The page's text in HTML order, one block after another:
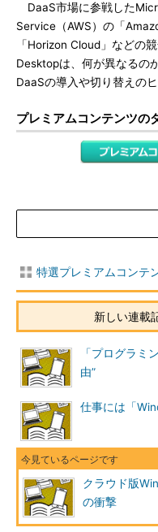
DaaS市場に参戦した
Service（AWS）の「
「Horizon Cloud」などの
Desktopは、何が異なるの
DaaSの導入や切り替えの
プレミアムコンテンツの
特選プレミアムコンテ
新しい連載
「プログラミ
由”
仕事には「
クラウド版
の衝撃